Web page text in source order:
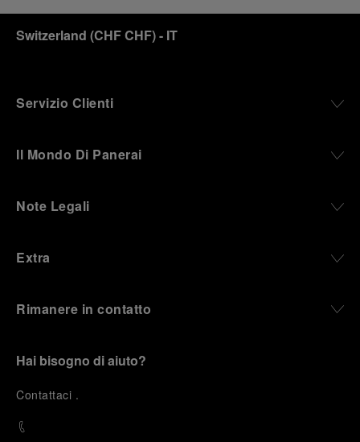
Switzerland (CHF CHF)- IT
Servizio Clienti
Il Mondo Di Panerai
Note Legali
Extra
Rimanere in contatto
Hai bisogno di aiuto?
Contattaci .